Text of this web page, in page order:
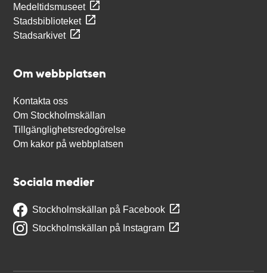
Medeltidsmuseet
Stadsbiblioteket
Stadsarkivet
Om webbplatsen
Kontakta oss
Om Stockholmskällan
Tillgänglighetsredogörelse
Om kakor på webbplatsen
Sociala medier
Stockholmskällan på Facebook
Stockholmskällan på Instagram